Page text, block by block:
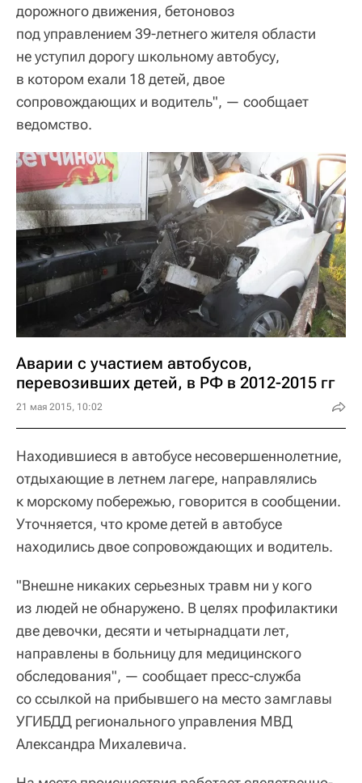
дорожного движения, бетоновоз
под управлением 39-летнего жителя области
не уступил дорогу школьному автобусу,
в котором ехали 18 детей, двое
сопровождающих и водитель", — сообщает
ведомство.
Аварии с участием автобусов,
перевозивших детей, в РФ в 2012-2015 гг
21 мая 2015, 10:02
Находившиеся в автобусе несовершеннолетние,
отдыхающие в летнем лагере, направлялись
к морскому побережью, говорится в сообщении.
Уточняется, что кроме детей в автобусе
находились двое сопровождающих и водитель.
"Внешне никаких серьезных травм ни у кого
из людей не обнаружено. В целях профилактики
две девочки, десяти и четырнадцати лет,
направлены в больницу для медицинского
обследования", — сообщает пресс-служба
со ссылкой на прибывшего на место замглавы
УГИБДД регионального управления МВД
Александра Михалевича.